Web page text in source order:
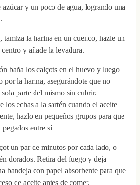
azúcar y un poco de agua, logrando una
tamiza la harina en un cuenco, hazle un
y añade la levadura.
baña los calçots en el huevo y luego
por la harina, asegurándote que no
parte del mismo sin cubrir.
los echas a la sartén cuando el aceite
hazlo en pequeños grupos para que
pegados entre sí.
un par de minutos por cada lado, o
dorados. Retira del fuego y deja
bandeja con papel absorbente para que
de aceite antes de comer.